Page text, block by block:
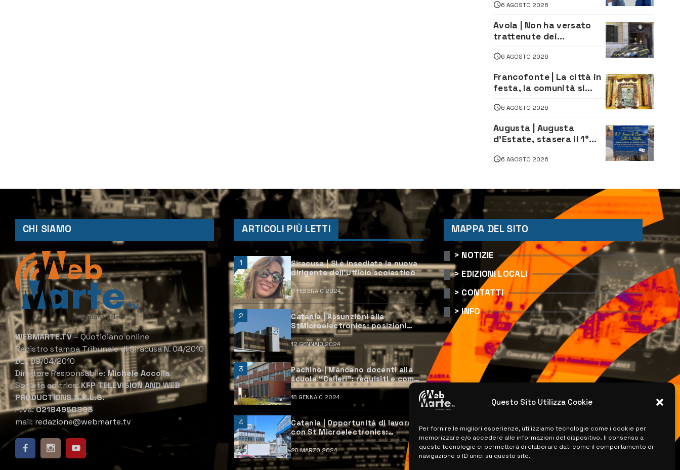
Questo Sito Utilizza Cookie
Per fornire le migliori esperienze, utilizziamo tecnologie come i cookie per
memorizzare e/o accedere alle informazioni del dispositivo. Il consenso a
queste tecnologie ci permetterà di elaborare dati come il comportamento di
navigazione o ID unici su questo sito.
comunità e il territorio
6 AGOSTO 2026
Avola | Non ha versato
trattenute dei
oltre 700 mila euro a
imprenditore della
climatizzazione
6 AGOSTO 2026
Francofonte | La città in
festa, la comunità si
della Neve tra fede e
tradizione
6 AGOSTO 2026
Augusta | Augusta
d’Estate, stasera il 1°
le Stelle: piazza
6 AGOSTO 2026
CHI SIAMO
WEBMARTE.TV– Quotidiano online
Registro stampa Tribunale di Siracusa N. 04/2010
DEL 09/04/2010
Direttore Responsabile:Michele Accolla
Società editrice:KFP TELEVISION AND WEB
PRODUCTIONS S.R.L.S.
P.Iva:02184950893
mail: redazione@webmarte.tv
ARTICOLI PIÙ LETTI
1
Siracusa | Si è insediata la nuova
dirigente dell’Ufficio scolastico
6 FEBBRAIO 2024
2
Catania | Assunzioni alla
StMicroelectronics: posizioni
aperte e come candidarsi
12 GENNAIO 2024
3
Pachino | Mancano docenti alla
scuola “Calleri”: requisiti e come
candidarsi
18 GENNAIO 2024
4
Catania | Opportunità di lavoro
con St Microelectronics:
centinaia di assunzioni previste
28 MARZO 2024
MAPPA DEL SITO
> NOTIZIE
> EDIZIONI LOCALI
> CONTATTI
> INFO